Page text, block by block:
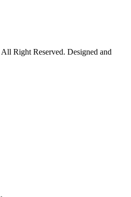
Right Reserved. Designed and